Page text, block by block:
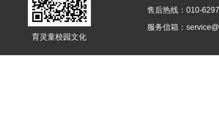
育灵童校园文化
售后热线：010-
服务信箱：